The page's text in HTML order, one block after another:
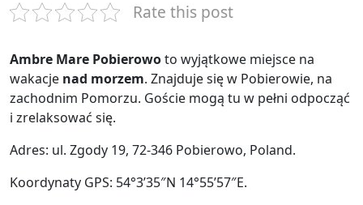
Rate this post
Ambre Mare Pobierowoto wyjątkowe miejsce na
wakacje nad morzem. Znajduje się w Pobierowie, na
zachodnim Pomorzu. Goście mogą tu w pełni odpocząć
i zrelaksować się.
Adres: ul. Zgody 19, 72-346 Pobierowo, Poland.
Koordynaty GPS: 54°3’35″N 14°55’57″E.